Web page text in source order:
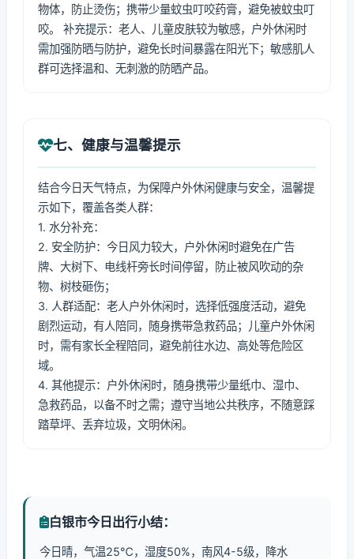
物体，防止烫伤；携带少量蚊虫叮咬药膏，避免被蚊虫叮
咬。 补充提示：老人、儿童皮肤较为敏感，户外休闲时
需加强防晒与防护，避免长时间暴露在阳光下；敏感肌人
群可选择温和、无刺激的防晒产品。
七、健康与温馨提示
结合今日天气特点，为保障户外休闲健康与安全，温馨提
示如下，覆盖各类人群：
1. 水分补充：
2. 安全防护：今日风力较大，户外休闲时避免在广告
牌、大树下、电线杆旁长时间停留，防止被风吹动的杂
物、树枝砸伤；
3. 人群适配：老人户外休闲时，选择低强度活动，避免
剧烈运动，有人陪同，随身携带急救药品；儿童户外休闲
时，需有家长全程陪同，避免前往水边、高处等危险区
域。
4. 其他提示：户外休闲时，随身携带少量纸巾、湿巾、
急救药品，以备不时之需；遵守当地公共秩序，不随意踩
踏草坪、丢弃垃圾，文明休闲。
白银市今日出行小结：
今日晴，气温25℃，湿度50%，南风4-5级，降水